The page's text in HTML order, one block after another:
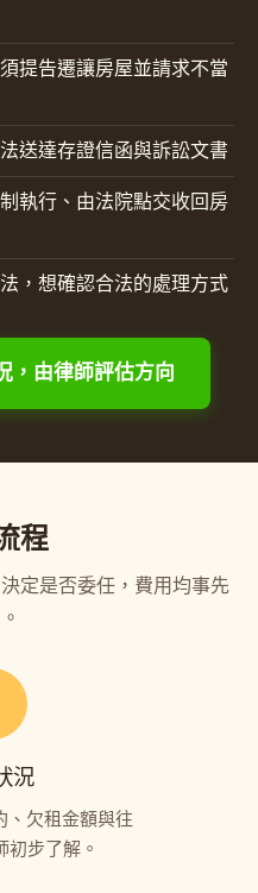
提告遷讓房屋並請求不當
送達存證信函與訴訟文書
執行、由法院點交收回房
，想確認合法的處理方式
，由律師評估方向
程
定是否委任，費用均事先
況
、欠租金額與往
初步了解。